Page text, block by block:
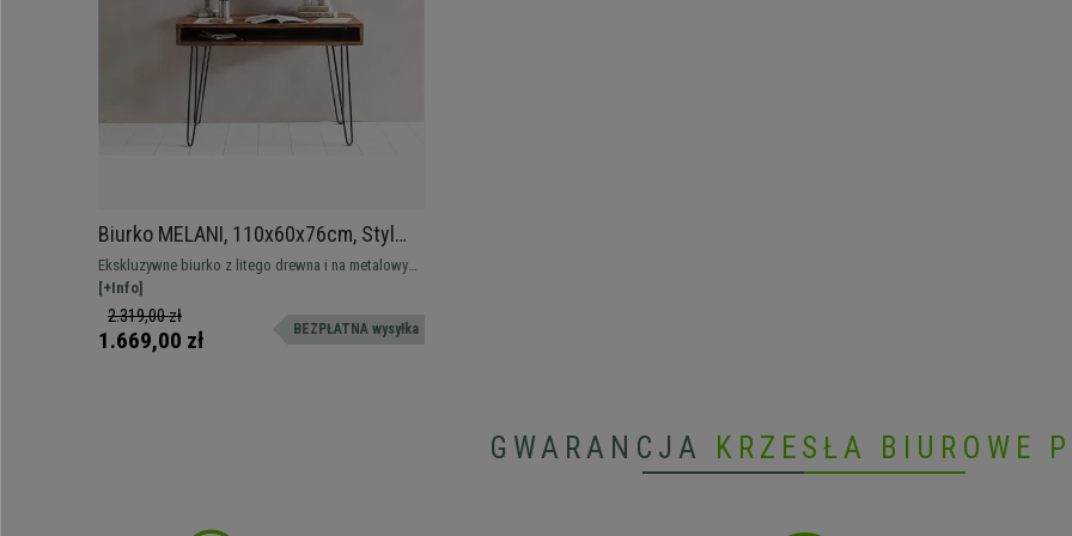
Biurko MELANI, 110x60x76cm, Styl
Industrialny, Lite Drewno i Metal
Ekskluzywne biurko z litego drewna i na metalowych
nogach. Styl industrialny, o doskonałej jakości i
wykończeniu
[+Info]
2.319,00 zł
1.669,00 zł BEZPŁATNA wysyłka
GWARANCJA KRZESŁA BIUROWE